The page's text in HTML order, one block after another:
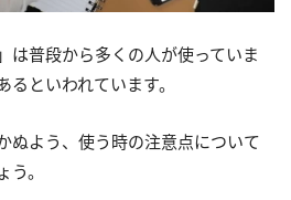
は普段から多くの人が使っていま
といわれています。
ぬよう、使う時の注意点について
。